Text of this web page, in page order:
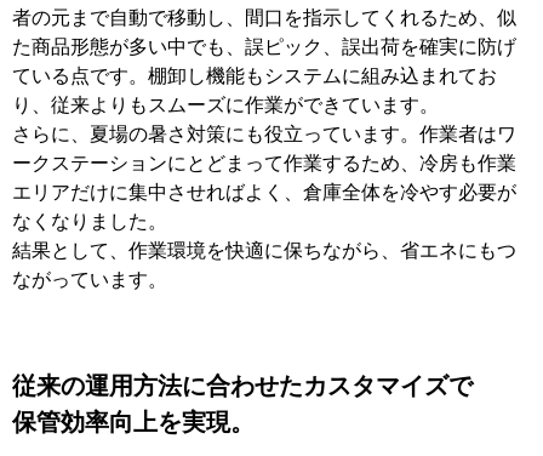
者の元まで自動で移動し、間口を指示してくれるため、似
た商品形態が多い中でも、誤ピック、誤出荷を確実に防げ
ている点です。棚卸し機能もシステムに組み込まれてお
り、従来よりもスムーズに作業ができています。
さらに、夏場の暑さ対策にも役立っています。作業者はワ
ークステーションにとどまって作業するため、冷房も作業
エリアだけに集中させればよく、倉庫全体を冷やす必要が
なくなりました。
結果として、作業環境を快適に保ちながら、省エネにもつ
ながっています。
従来の運用方法に合わせたカスタマイズで
保管効率向上を実現。